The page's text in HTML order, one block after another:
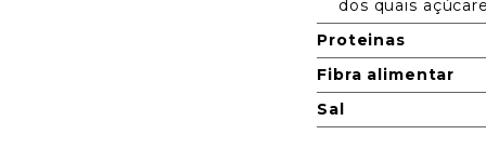
dos quais
Proteinas
Fibra alimentar
Sal